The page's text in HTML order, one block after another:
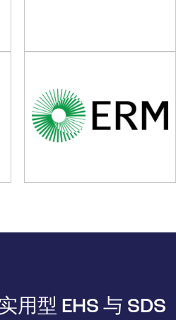
用型 EHS 与 SDS